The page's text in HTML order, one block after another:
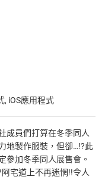
, iOS應用程式
成員們打算在冬季同人
地製作服裝，但卻…!?此
參加冬季同人展售會。
宅道上不再迷惘!!令人